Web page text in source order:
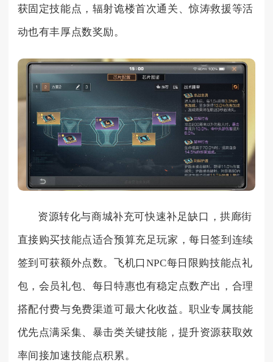
获固定技能点，辐射诡楼首次通关、惊涛救援等活
动也有丰厚点数奖励。
资源转化与商城补充可快速补足缺口，拱廊街
直接购买技能点适合预算充足玩家，每日签到连续
签到可获额外点数。飞机口NPC每日限购技能点礼
包，会员礼包、每日特惠也有稳定点数产出，合理
搭配付费与免费渠道可最大化收益。职业专属技能
优先点满采集、暴击类关键技能，提升资源获取效
率间接加速技能点积累。